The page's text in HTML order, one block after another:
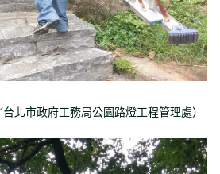
北市政府工務局公園路燈工程管理處）